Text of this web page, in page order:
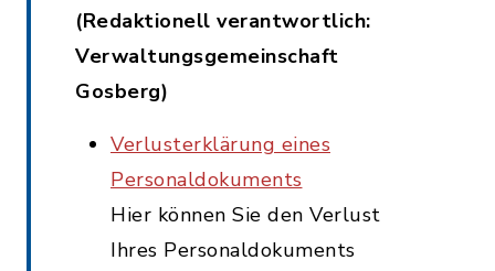
(Redaktionell verantwortlich:
Verwaltungsgemeinschaft
Gosberg)
Verlusterklärung eines
Personaldokuments
Hier können Sie den Verlust
Ihres Personaldokuments